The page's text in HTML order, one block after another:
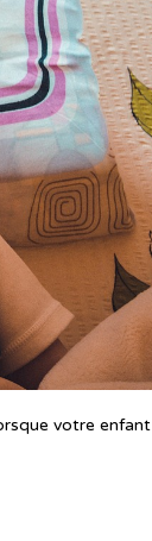
votre enfant